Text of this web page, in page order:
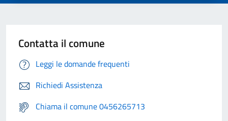
Contatta il comune
Leggi le domande frequenti
Richiedi Assistenza
Chiama il comune 0456265713